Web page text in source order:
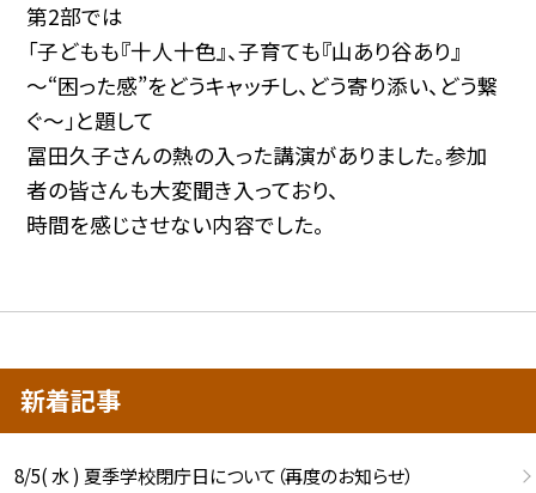
第2部では
「子どもも『十人十色』、子育ても『山あり谷あり』
～“困った感”をどうキャッチし、どう寄り添い、どう繋
ぐ～」と題して
冨田久子さんの熱の入った講演がありました。参加
者の皆さんも大変聞き入っており、
時間を感じさせない内容でした。
新着記事
8/5( 水 ) 夏季学校閉庁日について（再度のお知らせ）